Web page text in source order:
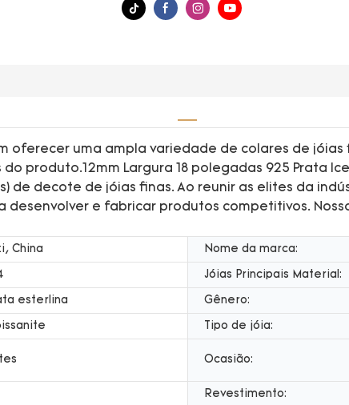
oferecer uma ampla variedade de colares de
produto.12mm Largura 18 polegadas 925 Prata
decote de jóias finas. Ao reunir as elites da
desenvolver e fabricar produtos competitivos.
China Nome da marca:
Jóias Principais Material:
esterlina Gênero:
Tipo de jóia:
Ocasião:
Revestimento: